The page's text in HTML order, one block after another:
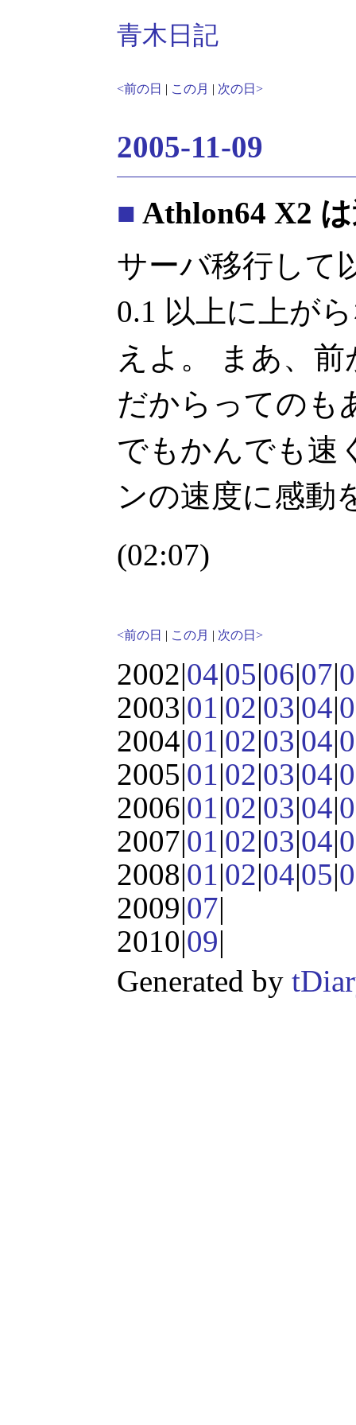
青木日記
<前の日 | この月 | 次の日>
2005-11-09
■ Athlon64 X2
サーバ移行して
0.1 以上に上が
えよ。 まあ、前
だからってのも
でもかんでも速
ンの速度に感動
(02:07)
<前の日 | この月 | 次の日>
2002|04|05|06|07|
2003|01|02|03|04|
2004|01|02|03|04|
2005|01|02|03|04|
2006|01|02|03|04|
2007|01|02|03|04|
2008|01|02|04|05|
2009|07|
2010|09|
Generated by